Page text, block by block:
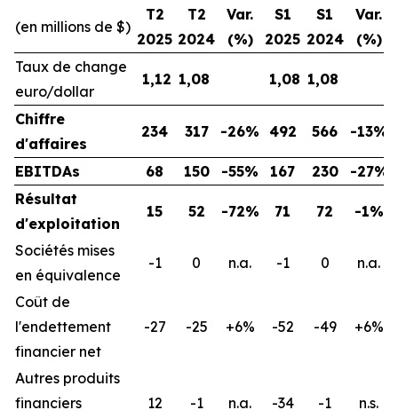
(en millions de $)
T2
2025
T2
2024
Var.
(%)
S1
2025
S1
2024
Var.
(%)
Taux de change
euro/dollar
1,12 1,08 1,08 1,08
Chiffre
d'affaires
234 317 -26% 492 566 -13%
EBITDAs 68 150 -55% 167 230
-27%
Résultat
d'exploitation
15 52 -72% 71 72 -1%
Sociétés mises
en équivalence
-1 0 n.a. -1 0 n.a.
Coût de
l'endettement
financier net
-27 -25 +6% -52 -49 +6%
Autres produits
financiers
12 -1 n.a. -34 -1 n.s.